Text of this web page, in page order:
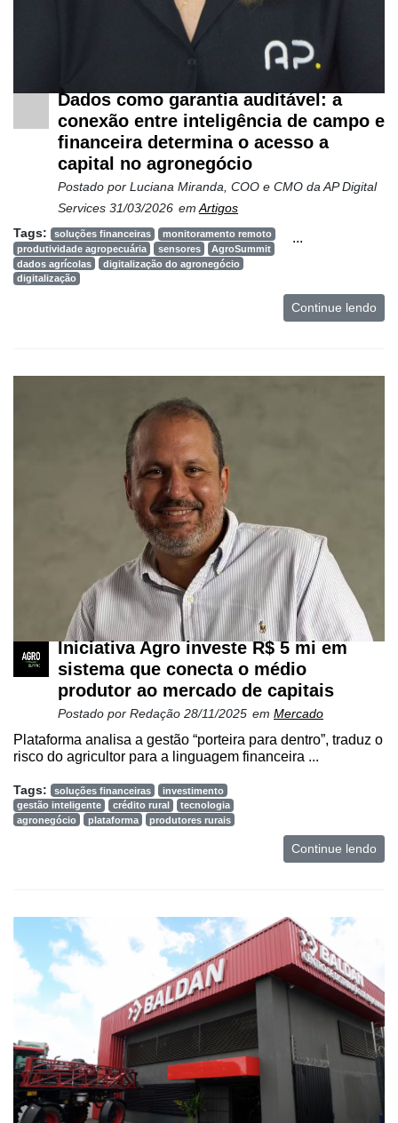
Manager
ONE
Dados como garantia auditável: a
conexão entre inteligência de campo e
financeira determina o acesso a
capital no agronegócio
Postado por Luciana Miranda, COO e CMO da AP Digital
Services 31/03/2026 emArtigos
...
Tags: soluções financeiras
monitoramento remoto
produtividade agropecuária
sensores
AgroSummit
dados agrícolas
digitalização do agronegócio
digitalização
Continue lendo
Iniciativa Agro investe R$ 5 mi em
sistema que conecta o médio
produtor ao mercado de capitais
Postado por Redação 28/11/2025 em Mercado
Plataforma analisa a gestão “porteira para dentro”, traduz o
risco do agricultor para a linguagem financeira ...
Tags: soluções financeiras
investimento
gestão inteligente
crédito rural
tecnologia
agronegócio
plataforma produtores rurais
Continue lendo